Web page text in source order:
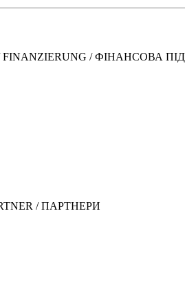
/ FINANZIERUNG / ФІНАНСОВА
/ ПАРТНЕРИ